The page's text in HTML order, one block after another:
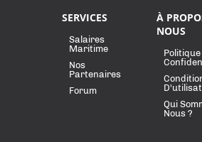
SERVICES
Salaires
Maritime
Nos
Partenaires
Forum
À
NOUS
Politique
Qui
Nous ?